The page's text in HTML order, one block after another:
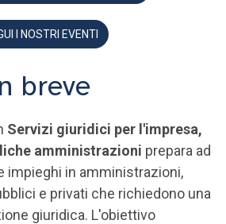
I NOSTRI EVENTI
breve
Servizi giuridici per l'impresa,
amministrazioni prepara ad
impieghi in amministrazioni,
e privati che richiedono una
giuridica. L'obiettivo